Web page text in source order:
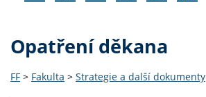
Opatření děkana
FF > Fakulta > Strategie a další dokumenty